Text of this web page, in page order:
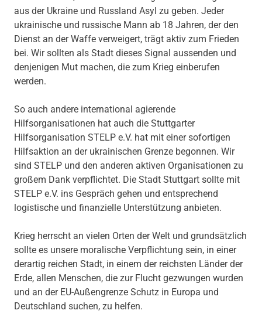
aus der Ukraine und Russland Asyl zu geben. Jeder
ukrainische und russische Mann ab 18 Jahren, der den
Dienst an der Waffe verweigert, trägt aktiv zum Frieden
bei. Wir sollten als Stadt dieses Signal aussenden und
denjenigen Mut machen, die zum Krieg einberufen
werden.
So auch andere international agierende
Hilfsorganisationen hat auch die Stuttgarter
Hilfsorganisation STELP e.V. hat mit einer sofortigen
Hilfsaktion an der ukrainischen Grenze begonnen. Wir
sind STELP und den anderen aktiven Organisationen zu
großem Dank verpflichtet. Die Stadt Stuttgart sollte mit
STELP e.V. ins Gespräch gehen und entsprechend
logistische und finanzielle Unterstützung anbieten.
Krieg herrscht an vielen Orten der Welt und grundsätzlich
sollte es unsere moralische Verpflichtung sein, in einer
derartig reichen Stadt, in einem der reichsten Länder der
Erde, allen Menschen, die zur Flucht gezwungen wurden
und an der EU-Außengrenze Schutz in Europa und
Deutschland suchen, zu helfen.